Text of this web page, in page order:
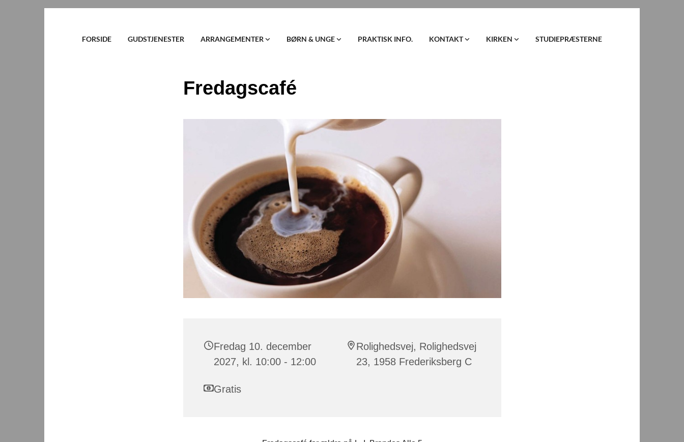
FORSIDE GUDSTJENESTER ARRANGEMENTER BØRN & UNGE PRAKTISK INFO. KONTAKT KIRKEN STUDIEPRÆSTERNE
Fredagscafé
Fredag 10. december
2027, kl. 10:00 - 12:00
Rolighedsvej, Rolighedsvej
23, 1958 Frederiksberg C
Gratis